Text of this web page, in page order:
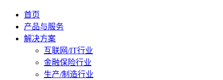
首页
产品与服务
解决方案
互联网/IT行业
金融保险行业
生产/制造行业